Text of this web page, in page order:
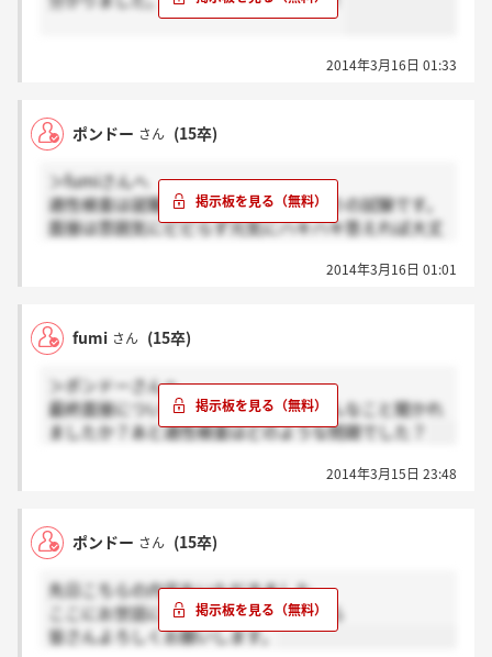
2014年3月16日 01:33
ポンドー さん (15卒)
＞fumiさんへ
適性検査は就職四季報に書いてある通りの試験です。
面接は雰囲気にビビらず元気にハキハキ答えれば大丈
2014年3月16日 01:01
fumi さん (15卒)
＞ポンドーさんへ
最終面接について聞きたいのですがどんなこと聞かれ
ましたか？あと適性検査はどのような問題でした？
2014年3月15日 23:48
ポンドー さん (15卒)
先日こちらの内定をいただきました。
ここにお世話になることになりましたら
皆さんよろしくお願いします。